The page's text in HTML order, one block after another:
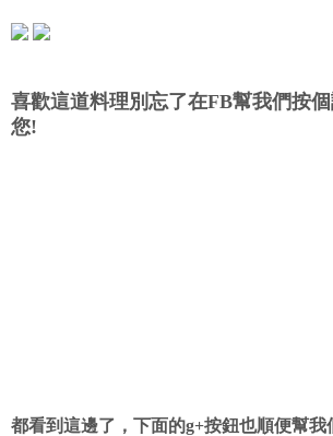
喜歡這道料理別忘了在FB幫我們按
您!
都看到這邊了，下面的g+按鈕也順便幫我